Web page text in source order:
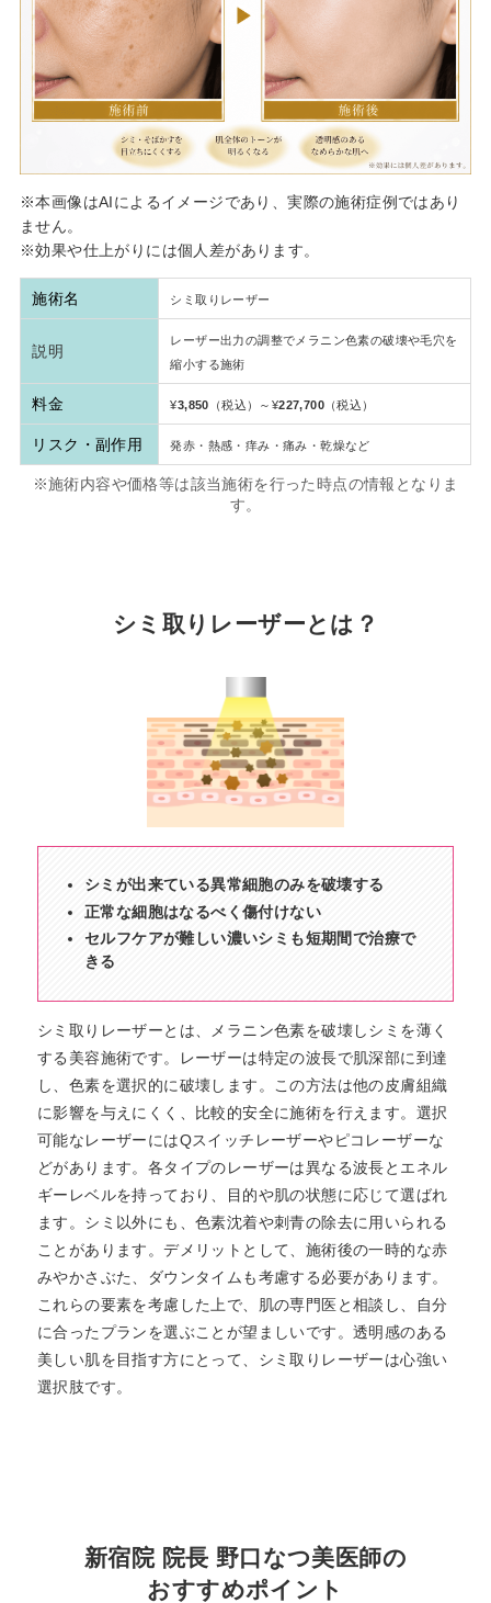
※本画像はAIによるイメージであり、実際の施術症例ではあり
ません。
※効果や仕上がりには個人差があります。
施術名 シミ取りレーザー
説明
レーザー出力の調整でメラニン色素の破壊や毛穴を
縮小する施術
料金 ¥3,850 （税込）～¥227,700 （税込）
リスク・副作用 発赤・熱感・痒み・痛み・乾燥など
※施術内容や価格等は該当施術を行った時点の情報となりま
す。
シミ取りレーザーとは？
シミが出来ている異常細胞のみを破壊する
正常な細胞はなるべく傷付けない
セルフケアが難しい濃いシミも短期間で治療で
きる
シミ取りレーザーとは、メラニン色素を破壊しシミを薄く
する美容施術です。レーザーは特定の波長で肌深部に到達
し、色素を選択的に破壊します。この方法は他の皮膚組織
に影響を与えにくく、比較的安全に施術を行えます。選択
可能なレーザーにはQスイッチレーザーやピコレーザーな
どがあります。各タイプのレーザーは異なる波長とエネル
ギーレベルを持っており、目的や肌の状態に応じて選ばれ
ます。シミ以外にも、色素沈着や刺青の除去に用いられる
ことがあります。デメリットとして、施術後の一時的な赤
みやかさぶた、ダウンタイムも考慮する必要があります。
これらの要素を考慮した上で、肌の専門医と相談し、自分
に合ったプランを選ぶことが望ましいです。透明感のある
美しい肌を目指す方にとって、シミ取りレーザーは心強い
選択肢です。
新宿院 院長 野口なつ美医師の
おすすめポイント